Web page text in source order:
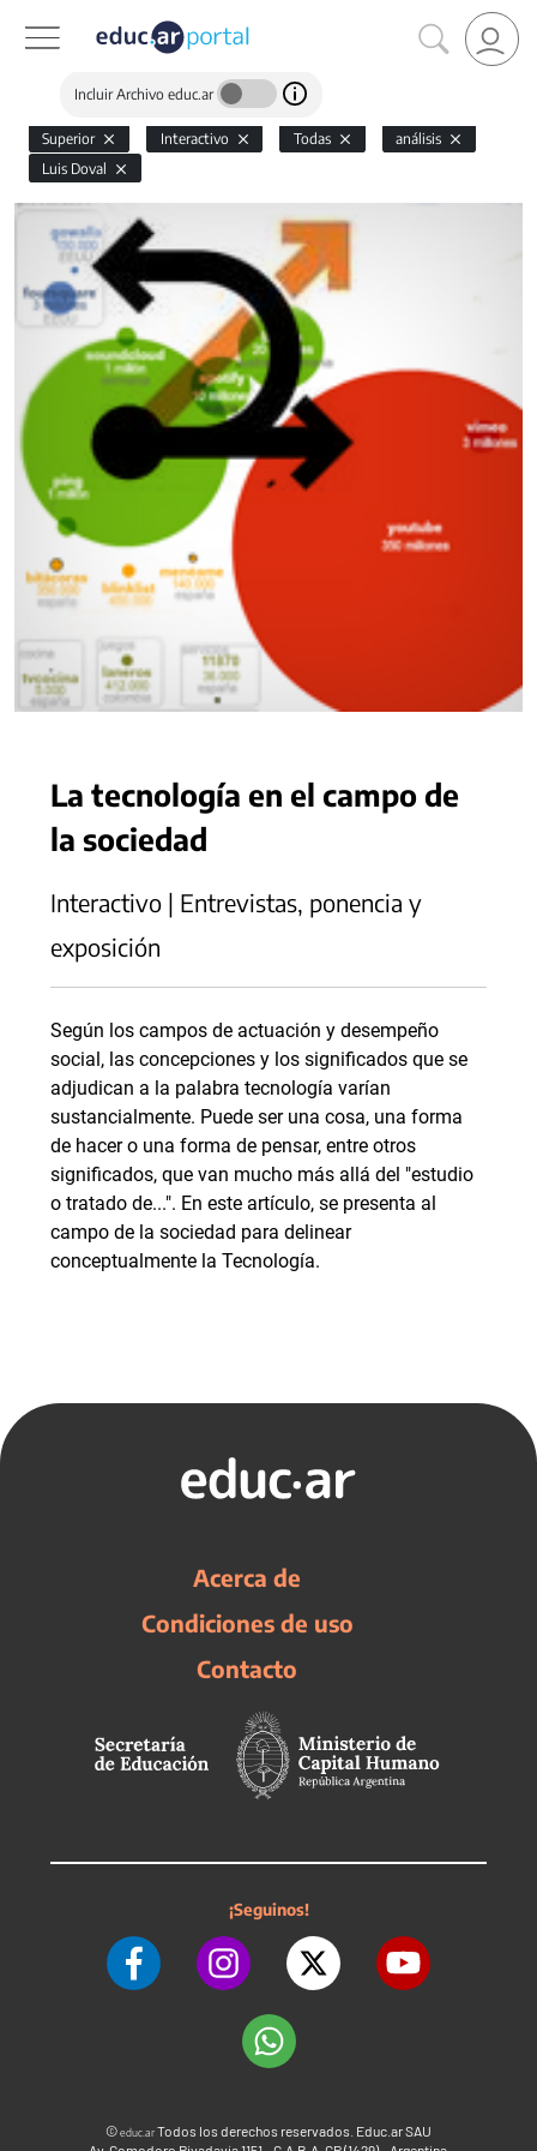
Incluir Archivo educ.ar
Superior Interactivo Todas
análisis
Luis Doval
La tecnología en el campo de
la sociedad
Interactivo | Entrevistas, ponencia y
exposición
Según los campos de actuación y desempeño
social, las concepciones y los significados que se
adjudican a la palabra tecnología varían
sustancialmente. Puede ser una cosa, una forma
de hacer o una forma de pensar, entre otros
significados, que van mucho más allá del "estudio
o tratado de...". En este artículo, se presenta al
campo de la sociedad para delinear
conceptualmente la Tecnología.
Acerca de
Condiciones de uso
Contacto
¡Seguinos!
©educ.arTodos los derechos reservados. Educ.ar SAU